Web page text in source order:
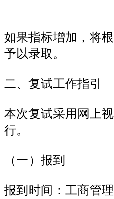
如果指标增加，将
予以录取。
二、复试工作指引
本次复试采用网上
行。
（一）报到
报到时间：工商管